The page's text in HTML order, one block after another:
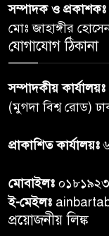
দিবস-২০২৬’।
বিতরণ
৬
৮
সম্পাদক ও প্রকাশকঃ
মোঃ জাহাঙ্গীর
যোগাযোগ ঠিকানা
সম্পাদকীয় কার্যালয়ঃ
(মুগদা বিশ্ব রোড)
প্রাকাশিত কার্যালয়ঃ
মোবাইলঃ
ই-মেইলঃ
প্রয়োজনীয় লিঙ্ক